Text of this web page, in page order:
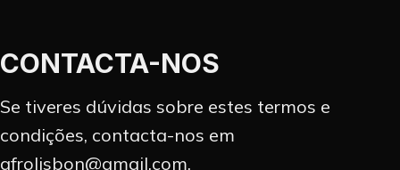
CONTACTA-NOS
Se tiveres dúvidas sobre estes termos e
condições, contacta-nos em
afrolisbon@gmail.com.